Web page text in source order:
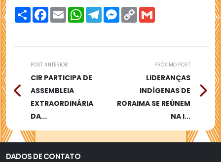
Compartilhar
Facebook
Email WhatsAppTelegramMessenger
Copy
Link
POST ANTERIOR
CIR PARTICIPA DE
ASSEMBLEIA
EXTRAORDINÁRIA
DA...
PRÓXIMO POST
LIDERANÇAS
INDÍGENAS DE
RORAIMA SE REÚNEM
NA I...
DADOS DE CONTATO